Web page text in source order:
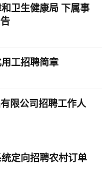
卫生健康局 下属事
工招聘简章
限公司招聘工作人
定向招聘农村订单